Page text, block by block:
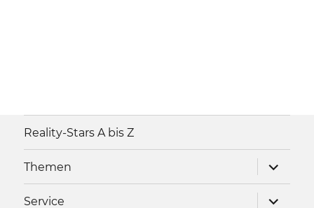
Reality-Stars A bis Z
Themen
anzeigen
Service